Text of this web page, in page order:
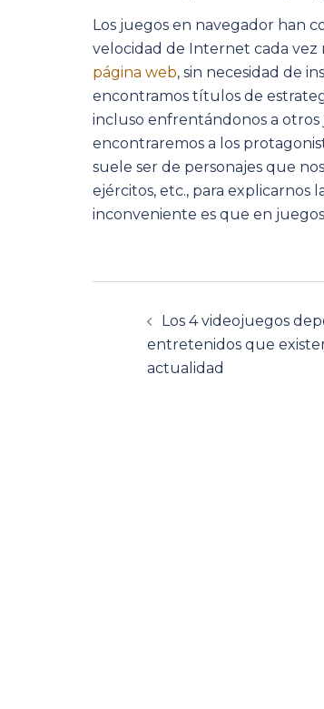
Los juegos en navegador han
velocidad de Internet cada
página web, sin necesidad de
encontramos títulos de
incluso enfrentándonos a
encontraremos a los
suele ser de personajes que
ejércitos, etc., para explicarnos
inconveniente es que en
Navegación
Los 4 videojuegos
entretenidos que
actualidad